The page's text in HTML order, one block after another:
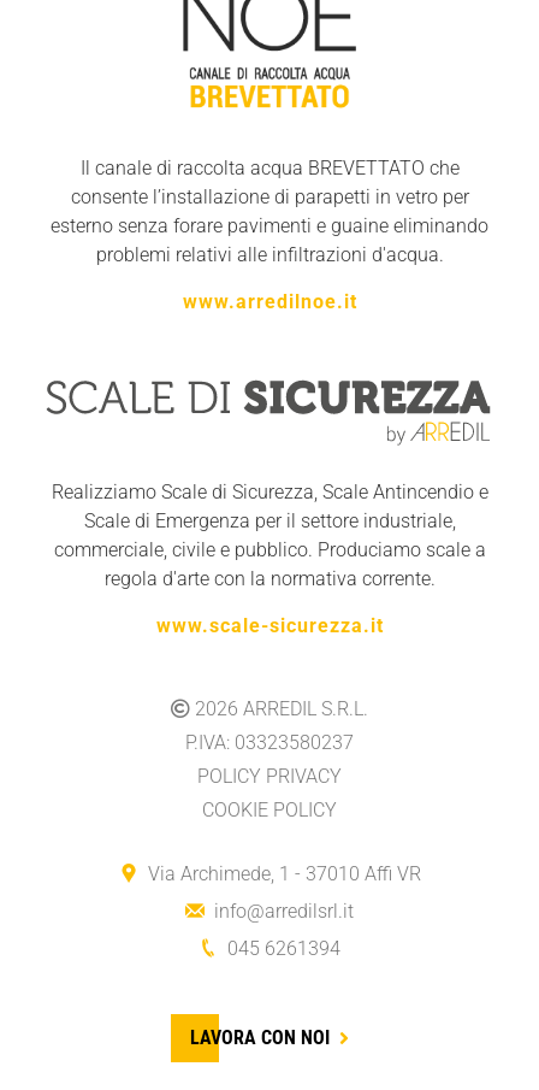
Il canale di raccolta acqua BREVETTATO che
consente l’installazione di parapetti in vetro per
esterno senza forare pavimenti e guaine eliminando
problemi relativi alle infiltrazioni d'acqua.
www.arredilnoe.it
Realizziamo Scale di Sicurezza, Scale Antincendio e
Scale di Emergenza per il settore industriale,
commerciale, civile e pubblico. Produciamo scale a
regola d'arte con la normativa corrente.
www.scale-sicurezza.it
2026 ARREDIL S.R.L.
P.IVA: 03323580237
POLICY PRIVACY
COOKIE POLICY
Via Archimede, 1 - 37010 Affi VR
info@arredilsrl.it
045 6261394
LAVORA CON NOI